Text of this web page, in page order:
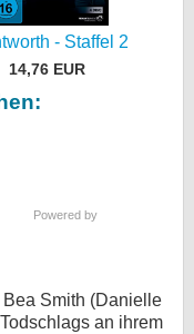
- Staffel 2
14,76 EUR
Powered by
Smith (Danielle
an ihrem